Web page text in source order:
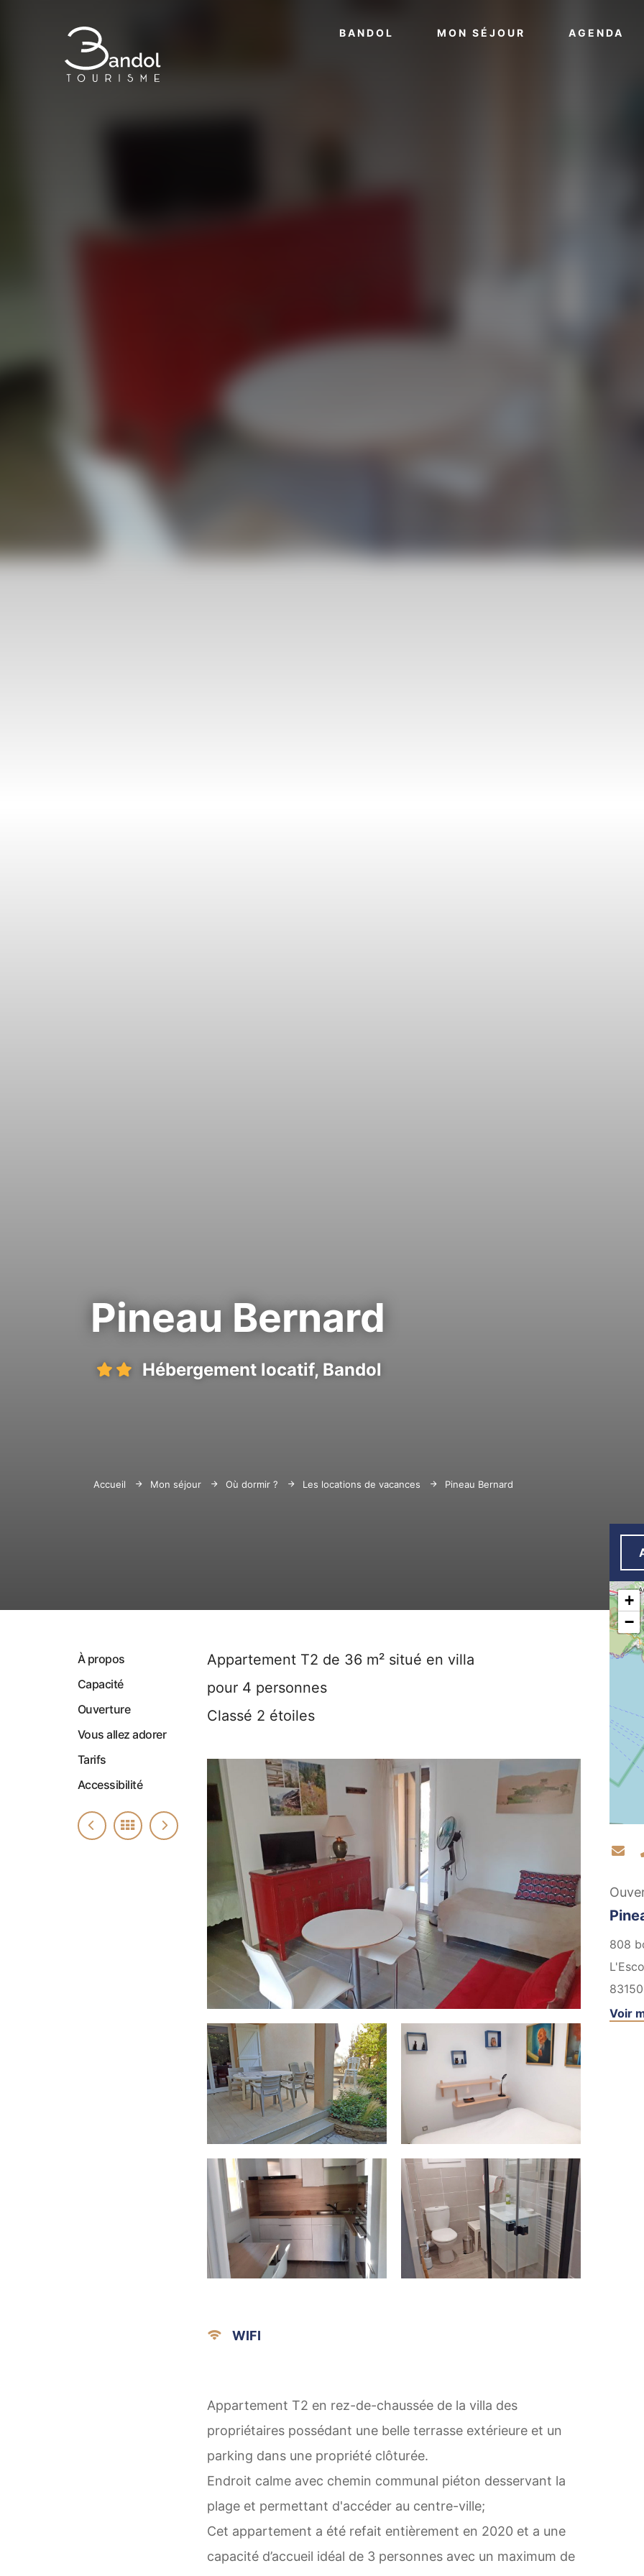
BANDOL VOIR PLUSMON SÉJOUR VOIR PLUSAGENDA
Pineau Bernard
Hébergement locatif, Bandol
Accueil Mon séjour Où dormir ? Les locations de vacances Pineau Bernard
À propos
Capacité
Ouverture
Vous allez adorer
Tarifs
Accessibilité
Appartement T2 de 36 m² situé en villa
pour 4 personnes
Classé 2 étoiles
WIFI
Appartement T2 en rez-de-chaussée de la villa des
propriétaires possédant une belle terrasse extérieure et un
parking dans une propriété clôturée.
Endroit calme avec chemin communal piéton desservant la
plage et permettant d'accéder au centre-ville;
Cet appartement a été refait entièrement en 2020 et a une
capacité d’accueil idéal de 3 personnes avec un maximum de
+
−
808
83150
Voir